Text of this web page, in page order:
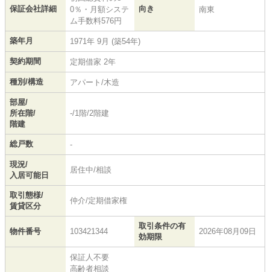
保証会社詳細
0％・月額システ
ム手数料576円
向き 南東
築年月 1971年 9月 (築54年)
契約期間 定期借家 2年
種別/構造 アパート/木造
部屋/
所在階/
階建
-/1階/2階建
総戸数 -
現況/
入居可能日
居住中/相談
取引態様/
賃貸区分
仲介/定期借家権
物件番号 103421344
取引条件の有
効期限
2026年08月09日
保証人不要
高齢者相談